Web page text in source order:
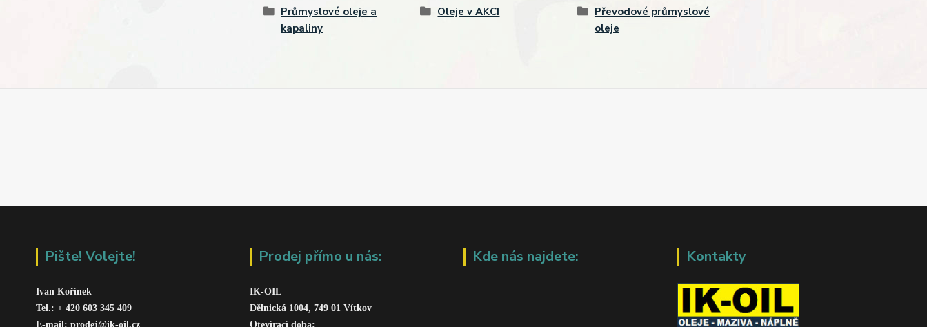
Průmyslové oleje a
kapaliny
Oleje v AKCI
Převodové průmyslové
oleje
Pište! Volejte!
Ivan Kořínek
Tel.: + 420 603 345 409
E-mail: prodej@ik-oil.cz
Prodej přímo u nás:
IK-OIL
Dělnická 1004, 749 01 Vítkov
Otevírací doba:
Kde nás najdete: Kontakty